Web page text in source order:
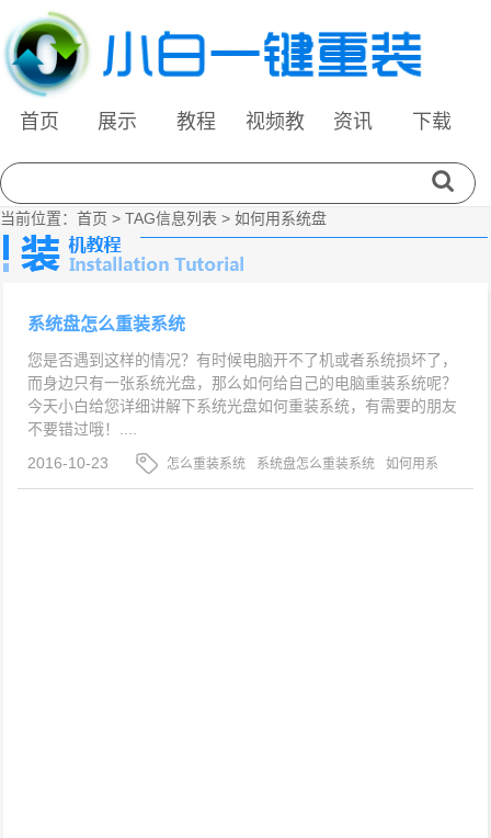
首页 展示 教程
视频教
资讯 下载
当前位置： 首页 > TAG信息列表 > 如何用系统盘
系统盘怎么重装系统
您是否遇到这样的情况？有时候电脑开不了机或者系统损坏了，
而身边只有一张系统光盘，那么如何给自己的电脑重装系统呢？
今天小白给您详细讲解下系统光盘如何重装系统，有需要的朋友
不要错过哦！....
2016-10-23
怎么重装系统 系统盘怎么重装系统
如何用系
统盘